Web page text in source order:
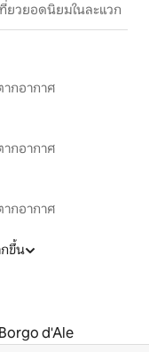
ยวยอดนิยมในละแวก
กอากาศ
กอากาศ
กอากาศ
ขึ้น
Borgo d'Ale